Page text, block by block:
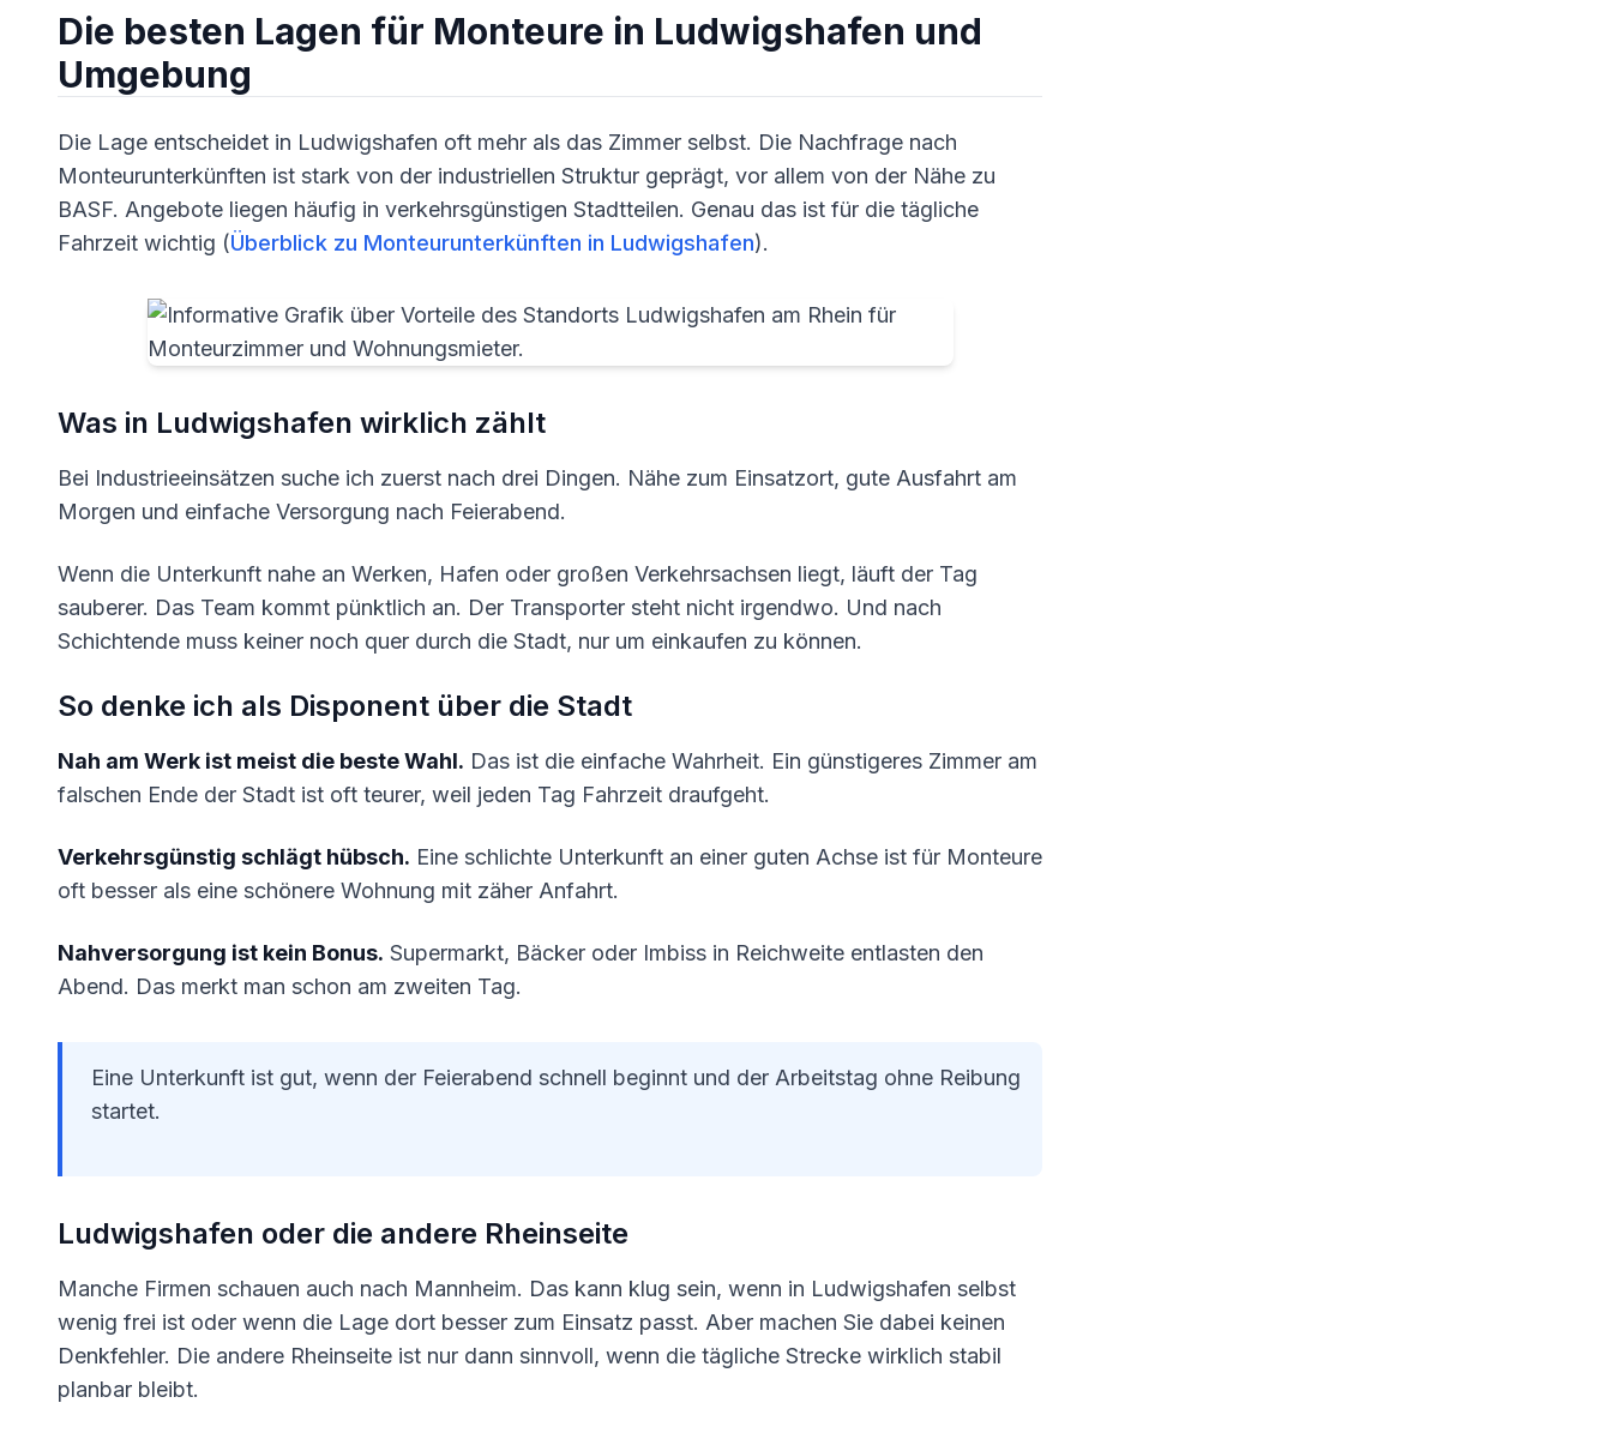
Die besten Lagen für Monteure in Ludwigshafen und
Umgebung
Die Lage entscheidet in Ludwigshafen oft mehr als das Zimmer selbst. Die Nachfrage nach
Monteurunterkünften ist stark von der industriellen Struktur geprägt, vor allem von der Nähe zu
BASF. Angebote liegen häufig in verkehrsgünstigen Stadtteilen. Genau das ist für die tägliche
Fahrzeit wichtig (Überblick zu Monteurunterkünften in Ludwigshafen).
Was in Ludwigshafen wirklich zählt
Bei Industrieeinsätzen suche ich zuerst nach drei Dingen. Nähe zum Einsatzort, gute Ausfahrt am
Morgen und einfache Versorgung nach Feierabend.
Wenn die Unterkunft nahe an Werken, Hafen oder großen Verkehrsachsen liegt, läuft der Tag
sauberer. Das Team kommt pünktlich an. Der Transporter steht nicht irgendwo. Und nach
Schichtende muss keiner noch quer durch die Stadt, nur um einkaufen zu können.
So denke ich als Disponent über die Stadt
Nah am Werk ist meist die beste Wahl. Das ist die einfache Wahrheit. Ein günstigeres Zimmer am
falschen Ende der Stadt ist oft teurer, weil jeden Tag Fahrzeit draufgeht.
Verkehrsgünstig schlägt hübsch. Eine schlichte Unterkunft an einer guten Achse ist für Monteure
oft besser als eine schönere Wohnung mit zäher Anfahrt.
Nahversorgung ist kein Bonus. Supermarkt, Bäcker oder Imbiss in Reichweite entlasten den
Abend. Das merkt man schon am zweiten Tag.
Eine Unterkunft ist gut, wenn der Feierabend schnell beginnt und der Arbeitstag ohne Reibung
startet.
Ludwigshafen oder die andere Rheinseite
Manche Firmen schauen auch nach Mannheim. Das kann klug sein, wenn in Ludwigshafen selbst
wenig frei ist oder wenn die Lage dort besser zum Einsatz passt. Aber machen Sie dabei keinen
Denkfehler. Die andere Rheinseite ist nur dann sinnvoll, wenn die tägliche Strecke wirklich stabil
planbar bleibt.